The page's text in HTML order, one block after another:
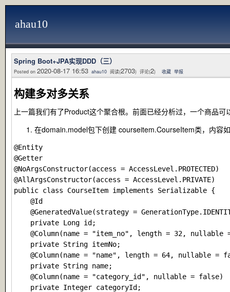
ahau10
Spring Boot+JPA实现DDD（三）
Posted on 2020-08-17 16:53 ahau10 阅读(2703) 评论(2) 收藏 举报
构建多对多关系
上一篇我们有了Product这个聚合根。前面已经分析过，一个商品
在domain.model包下创建 courseitem.CourseItem类，内容
@Entity
@Getter
@NoArgsConstructor(access = AccessLevel.PROTECTED)
@AllArgsConstructor(access = AccessLevel.PRIVATE)
public class CourseItem implements Serializable {
    @Id
@GeneratedValue(strategy =
    private Long id;
@Column(name = "item_no", length = 32, nullable
    private String itemNo;
@Column(name = "name", length = 64, nullable =
    private String name;
    @Column(name = "category_id", nullable = false)
    private Integer categoryId;